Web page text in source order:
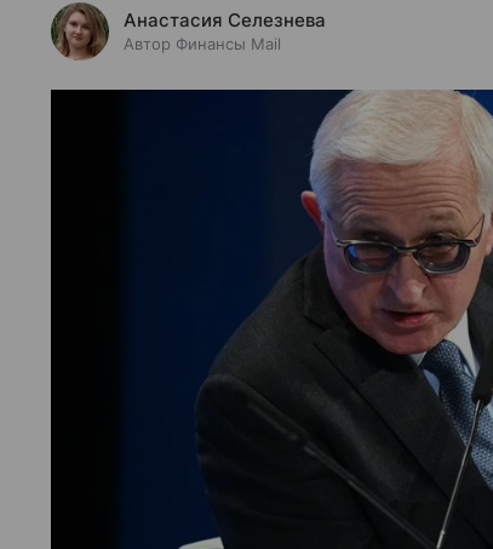
Анастасия Селезнева
Автор Финансы Mail